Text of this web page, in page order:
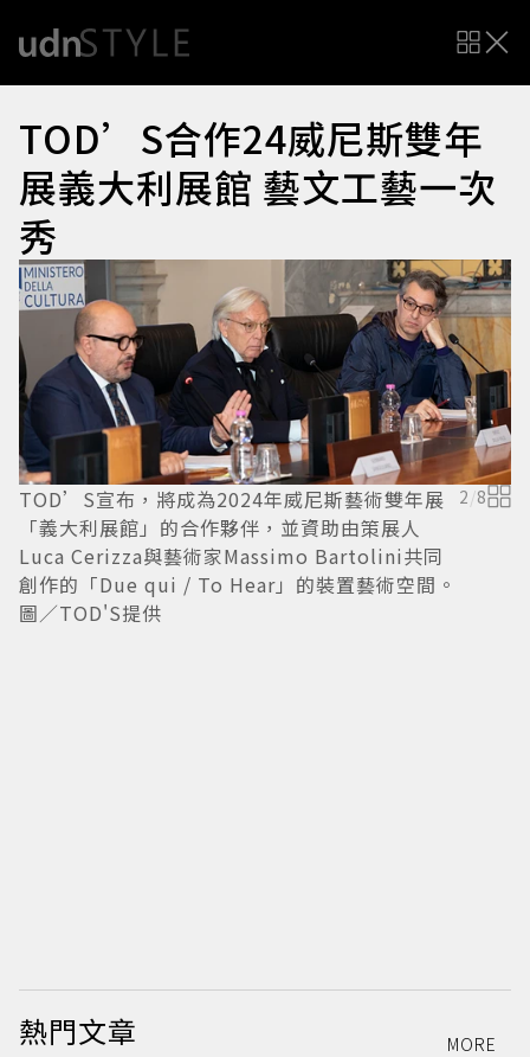
TOD’S合作24威尼斯雙年
展義大利展館 藝文工藝一次
秀
TOD’S宣布，將成為2024年威尼斯藝術雙年展
「義大利展館」的合作夥伴，並資助由策展人
Luca Cerizza與藝術家Massimo Bartolini共同
創作的「Due qui / To Hear」的裝置藝術空間。
圖／TOD'S提供
2/8
熱門文章 MORE